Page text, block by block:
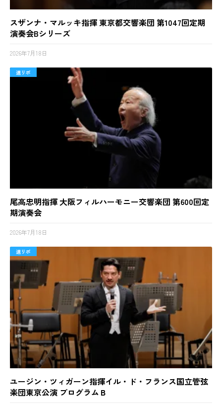
スザンナ・マルッキ指揮 東京都交響楽団 第1047回定期
演奏会Bシリーズ
2026年7月18日
速リポ
尾高忠明指揮 大阪フィルハーモニー交響楽団 第600回定
期演奏会
2026年7月18日
速リポ
ユージン・ツィガーン指揮イル・ド・フランス国立管弦
楽団東京公演 プログラムＢ